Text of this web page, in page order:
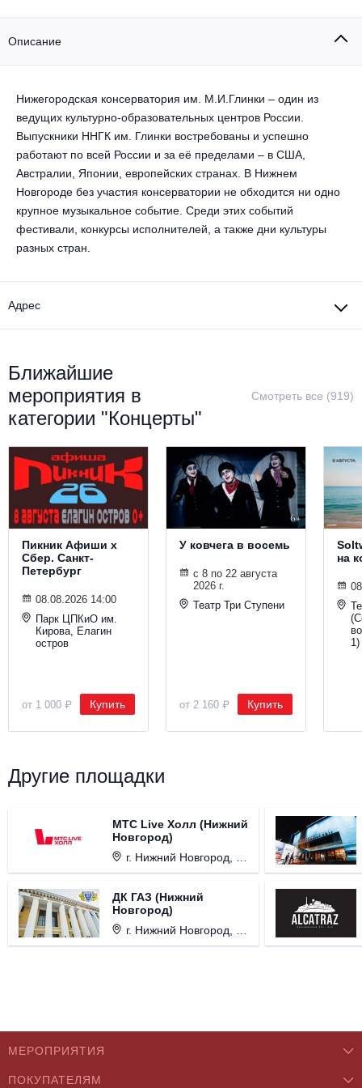
Круиз Фест
Open-air на ВДНХ
Джаз и блюз
Этно, фолк, кантри
Металл
Творческий вечер
Мюзикл, оперетта
Балет
Драма
Спектакль
Детский концерт
Детское шоу
Описание
Нижегородская консерватория им. М.И.Глинки – один из
ведущих культурно-образовательных центров России.
Выпускники ННГК им. Глинки востребованы и успешно
работают по всей России и за её пределами – в США,
Австралии, Японии, европейских странах. В Нижнем
Новгороде без участия консерватории не обходится ни одно
крупное музыкальное событие. Среди этих событий
фестивали, конкурсы исполнителей, а также дни культуры
разных стран.
Адрес
Ближайшие
мероприятия в
категории "Концерты"
Смотреть все (919)
Пикник Афиши х
Сбер. Санкт-
Петербург
08.08.2026 14:00
Парк ЦПКиО им.
Кирова, Елагин
остров
от 1 000 ₽ Купить
У ковчега в восемь
с 8 по 22 августа
2026 г.
Театр Три Ступени
от 2 160 ₽ Купить
на
1)
Другие площадки
МТС Live Холл (Нижний
Новгород)
г. Нижний Новгород, Площадь Октябрьская, д. 1.
ДК ГАЗ (Нижний
Новгород)
г. Нижний Новгород, ул. Смирнова, д. 12.
МЕРОПРИЯТИЯ
ПОКУПАТЕЛЯМ